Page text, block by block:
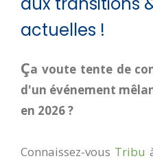
actuelles !
Ça voute tente de
d'un événement
en 2026 ?
Connaissez-vous Tribu